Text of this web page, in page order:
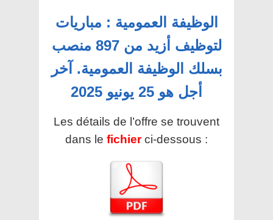
الوظيفة العمومية : مباريات
لتوظيف أزيد من 897 منصب
بسلك الوظيفة العمومية. آخر
أجل هو 25 يونيو 2025
Les détails de l’offre se trouvent
dans le fichier ci-dessous :